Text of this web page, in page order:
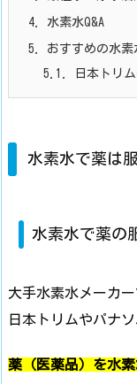
4. 水素水Q&A
5.
おすすめの水素
5.1.
日本トリ
水素水で薬は
水素水で薬の
大手水素水メーカ
日本トリムやパナ
薬（医薬品）を水